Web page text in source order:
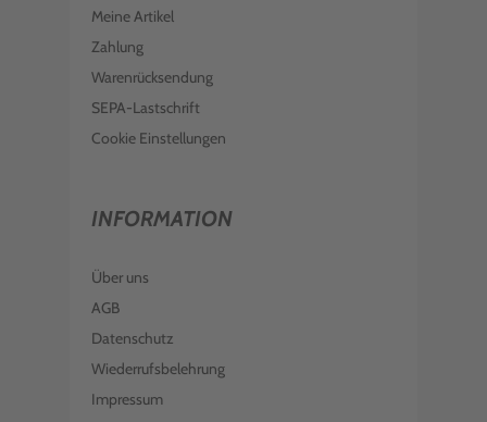
Meine Artikel
Zahlung
Warenrücksendung
SEPA-Lastschrift
Cookie Einstellungen
INFORMATION
Über uns
AGB
Datenschutz
Wiederrufsbelehrung
Impressum